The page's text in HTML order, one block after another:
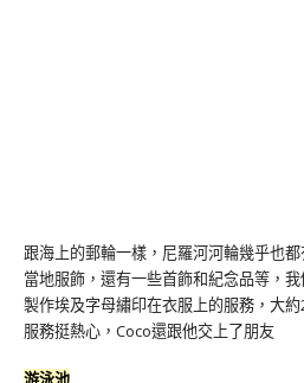
跟海上的郵輪一樣，尼羅河河輪幾乎也
當地服飾，還有一些首飾和紀念品等，
製作埃及字母繡印在衣服上的服務，大
服務挺熱心，Coco還跟他交上了朋友